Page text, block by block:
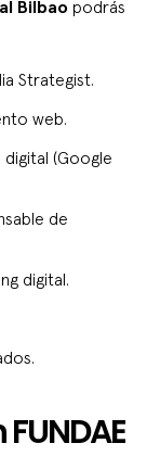
Bilbao podrás
Strategist.
web.
(Google
de
digital.